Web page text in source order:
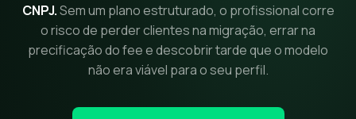
CNPJ.Sem um plano estruturado, o profissional corre
o risco de perder clientes na migração, errar na
precificação do fee e descobrir tarde que o modelo
não era viável para o seu perfil.